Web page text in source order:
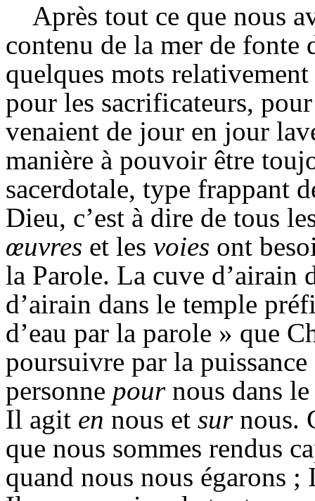
Après tout ce que nous
contenu de la mer de
quelques mots
pour les sacrificateurs,
venaient de jour en jour
manière à pouvoir être
sacerdotale, type frappant
Dieu, c’est à dire de tous
œuvres et les voies ont
la Parole. La cuve d’airain
d’airain dans le temple
d’eau par la parole » que
poursuivre par la
personne pournous dans
Il agit en nous et surnous.
que nous sommes rendus
quand nous nous égarons